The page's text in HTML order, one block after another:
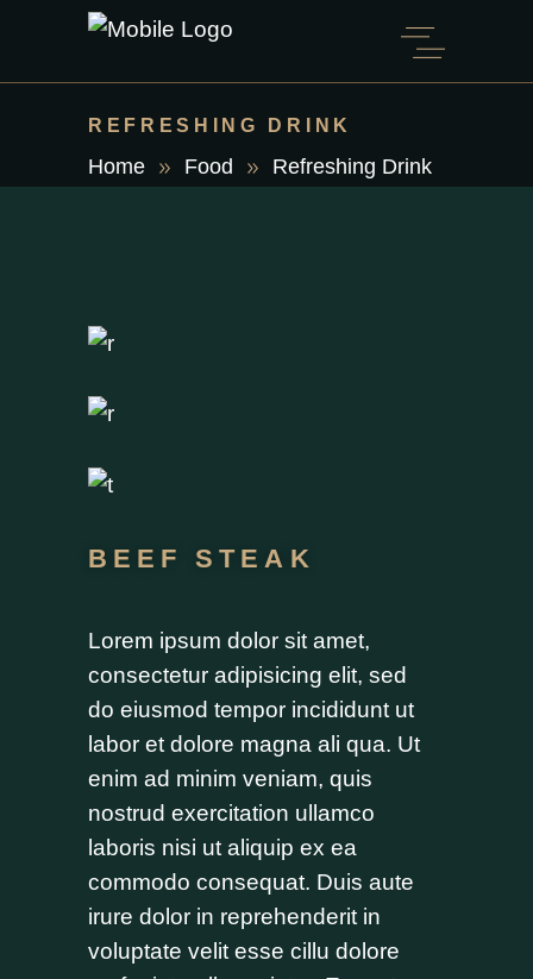
REFRESHING DRINK
Home Food Refreshing Drink
BEEF STEAK
Lorem ipsum dolor sit amet,
consectetur adipisicing elit, sed
do eiusmod tempor incididunt ut
labor et dolore magna ali qua. Ut
enim ad minim veniam, quis
nostrud exercitation ullamco
laboris nisi ut aliquip ex ea
commodo consequat. Duis aute
irure dolor in reprehenderit in
voluptate velit esse cillu dolore